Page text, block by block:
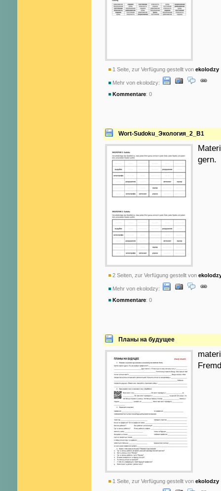
1 Seite, zur Verfügung gestellt von ekolodzy
Mehr von ekolodzy:
Kommentare: 0
Wort-Sudoku_Экология_2_B1
gern.
2 Seiten, zur Verfügung gestellt von
Mehr von ekolodzy:
Kommentare: 0
Планы на будущее
1 Seite, zur Verfügung gestellt von ekolodzy